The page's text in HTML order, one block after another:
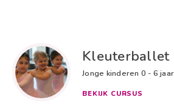
Kleuterballet
Jonge kinderen 0 - 6 jaar
BEKIJK CURSUS